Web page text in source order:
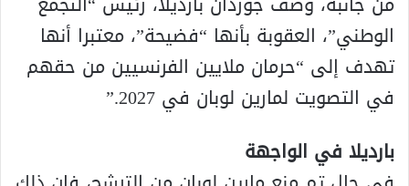
الوطني”، العقوبة بأنها “فضيحة”، معتبرا أنها
تهدف إلى “حرمان ملايين الفرنسيين من حقهم
في التصويت لمارين لوبان في 2027.”
بارديلا في الواجهة